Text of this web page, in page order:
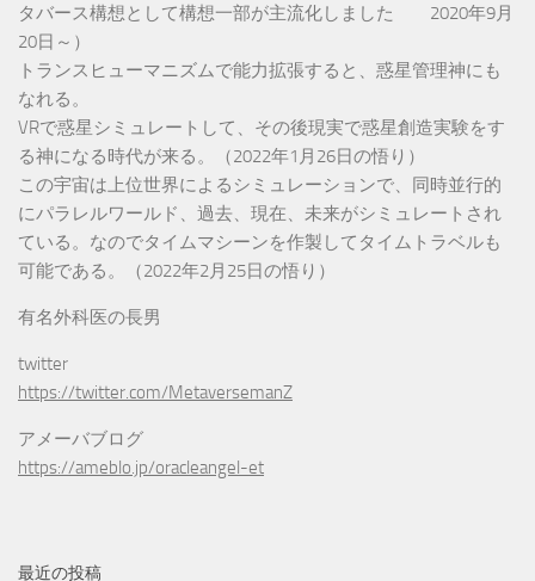
タバース構想として構想一部が主流化しました 2020年9月
20日～）
トランスヒューマニズムで能力拡張すると、惑星管理神にも
なれる。
VRで惑星シミュレートして、その後現実で惑星創造実験をす
る神になる時代が来る。（2022年1月26日の悟り）
この宇宙は上位世界によるシミュレーションで、同時並行的
にパラレルワールド、過去、現在、未来がシミュレートされ
ている。なのでタイムマシーンを作製してタイムトラベルも
可能である。（2022年2月25日の悟り）
有名外科医の長男
twitter
https://twitter.com/MetaversemanZ
アメーバブログ
https://ameblo.jp/oracleangel-et
最近の投稿